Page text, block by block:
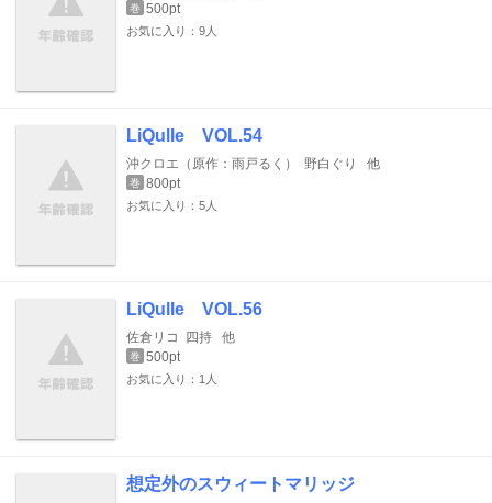
巻 500pt
お気に入り：9人
LiQulle VOL.54
沖クロエ（原作：雨戸るく） 野白ぐり 他
巻 800pt
お気に入り：5人
LiQulle VOL.56
佐倉リコ 四持 他
巻 500pt
お気に入り：1人
想定外のスウィートマリッジ